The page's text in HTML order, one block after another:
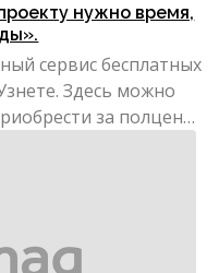
нужно время,
сервис бесплатных
Здесь можно
за полцены